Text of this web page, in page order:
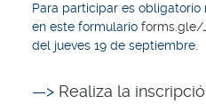
Para participar es obligatorio
en este formulario forms.gle/
del jueves 19 de septiembre.
—> Realiza la